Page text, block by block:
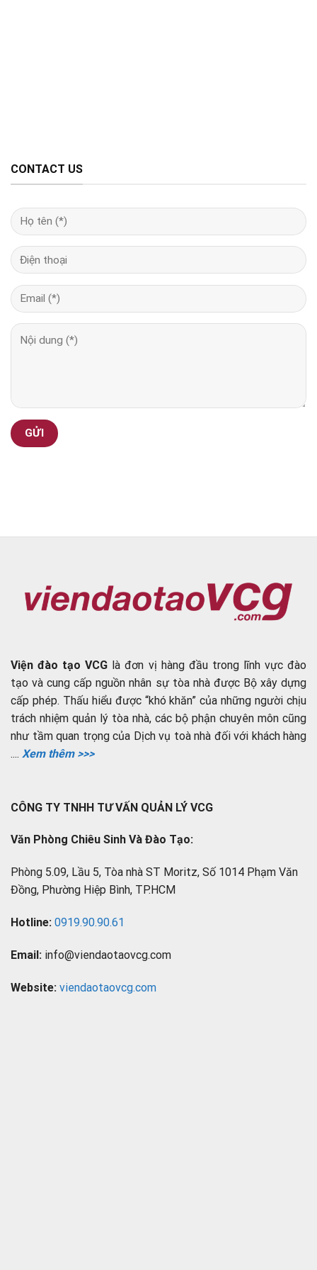
CONTACT US
Viện đào tạo VCG là đơn vị hàng đầu trong lĩnh vực đào
tạo và cung cấp nguồn nhân sự tòa nhà được Bộ xây dựng
cấp phép. Thấu hiểu được “khó khăn” của những người chịu
trách nhiệm quản lý tòa nhà, các bộ phận chuyên môn cũng
như tầm quan trọng của Dịch vụ toà nhà đối với khách hàng
.... Xem thêm >>>
CÔNG TY TNHH TƯ VẤN QUẢN LÝ VCG
Văn Phòng Chiêu Sinh Và Đào Tạo:
Phòng 5.09, Lầu 5, Tòa nhà ST Moritz, Số 1014 Phạm Văn
Đồng, Phường Hiệp Bình, TP.HCM
Hotline: 0919.90.90.61
Email: info@viendaotaovcg.com
Website: viendaotaovcg.com